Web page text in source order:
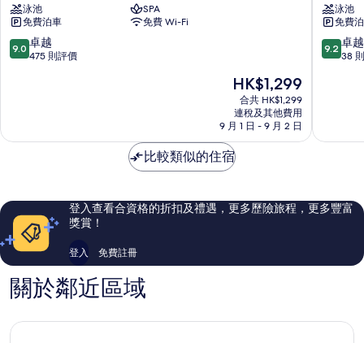
珠
希
爾
頓
珠
泳池
SPA
免費泊車
免費 Wi-Fi
9.0
分
卓
評
價
篇
評
9.0 卓越
475 則評價
現
售
HK$1,299
HK$1,299
合共 HK$1,299
連稅及其他費用
9 月 1 日 - 9 月 2 日
多
哈
濱
海
泳池
免費
9.2
分
卓
評
價
9.2 卓越
38
比較類似的住宿
登入查看合資格的折扣及禮遇，更多歷險旅程，更多豐富
獎賞！
登入 免費註冊
關於鄰近區域